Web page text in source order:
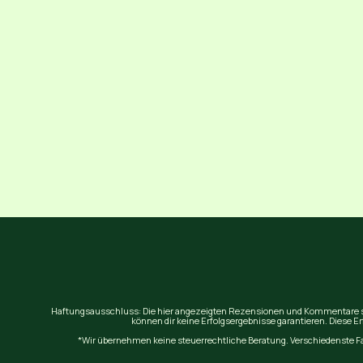
Haftungsausschluss: Die hier angezeigten Rezensionen und
können dir keine Erfolgsergebnisse garantieren. Diese
*Wir übernehmen keine steuerrechtliche Beratung. Verschiedenste